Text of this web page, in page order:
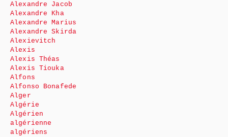
Alexandre Jacob
Alexandre Kha
Alexandre Marius
Alexandre Skirda
Alexievitch
Alexis
Alexis Théas
Alexis Tiouka
Alfons
Alfonso Bonafede
Alger
Algérie
Algérien
algérienne
algériens